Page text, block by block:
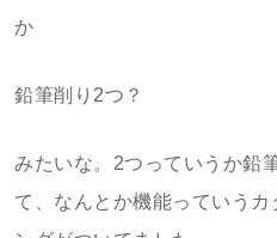
か
鉛筆削り2つ？
みたいな。2つっていうか鉛
て、なんとか機能っていうカ